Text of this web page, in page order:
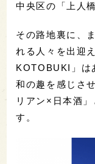
中央区の「上人
その路地裏に、
れる人々を出迎
KOTOBUKI」は
和の趣を感じさ
リアン×日本酒
す。